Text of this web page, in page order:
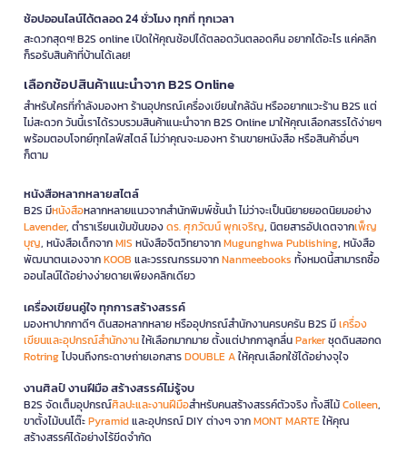
ช้อปออนไลน์ได้ตลอด 24 ชั่วโมง ทุกที่ ทุกเวลา
สะดวกสุดๆ! B2S online เปิดให้คุณช้อปได้ตลอดวันตลอดคืน อยากได้อะไร แค่คลิก
ก็รอรับสินค้าที่บ้านได้เลย!
เลือกช้อปสินค้าแนะนำจาก B2S Online
สำหรับใครที่กำลังมองหา ร้านอุปกรณ์เครื่องเขียนใกล้ฉัน หรืออยากแวะร้าน B2S แต่
ไม่สะดวก วันนี้เราได้รวบรวมสินค้าแนะนำจาก B2S Online มาให้คุณเลือกสรรได้ง่ายๆ
พร้อมตอบโจทย์ทุกไลฟ์สไตล์ ไม่ว่าคุณจะมองหา ร้านขายหนังสือ หรือสินค้าอื่นๆ
ก็ตาม
หนังสือหลากหลายสไตล์
B2S มีหนังสือหลากหลายแนวจากสำนักพิมพ์ชั้นนำ ไม่ว่าจะเป็นนิยายยอดนิยมอย่าง
Lavender, ตำราเรียนเข้มข้นของดร. ศุภวัฒน์ พุกเจริญ, นิตยสารอัปเดตจากเพ็ญ
บุญ, หนังสือเด็กจากMIS หนังสือจิตวิทยาจากMugunghwa Publishing, หนังสือ
พัฒนาตนเองจากKOOB และวรรณกรรมจากNanmeebooks ทั้งหมดนี้สามารถซื้อ
ออนไลน์ได้อย่างง่ายดายเพียงคลิกเดียว
เครื่องเขียนคู่ใจ ทุกการสร้างสรรค์
มองหาปากกาดีๆ ดินสอหลากหลาย หรืออุปกรณ์สำนักงานครบครัน B2S มีเครื่อง
เขียนและอุปกรณ์สำนักงานให้เลือกมากมาย ตั้งแต่ปากกาลูกลื่นParkerชุดดินสอกด
Rotringไปจนถึงกระดาษถ่ายเอกสารDOUBLE Aให้คุณเลือกใช้ได้อย่างจุใจ
งานศิลป์ งานฝีมือ สร้างสรรค์ไม่รู้จบ
B2S จัดเต็มอุปกรณ์ศิลปะและงานฝีมือสำหรับคนสร้างสรรค์ตัวจริง ทั้งสีไม้Colleen,
ขาตั้งไม้บนโต๊ะPyramidและอุปกรณ์ DIY ต่างๆ จากMONT MARTEให้คุณ
สร้างสรรค์ได้อย่างไร้ขีดจำกัด